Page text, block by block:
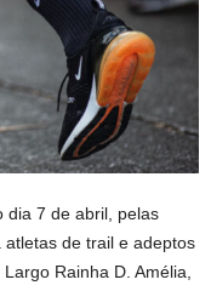
dia 7 de abril, pelas
de trail e adeptos
Rainha D. Amélia,